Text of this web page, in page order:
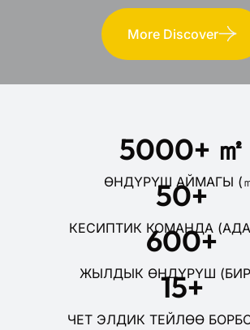
максималдаштыруу
калдыктарыңызды пайданын
айландырабыз.
5000+ ㎡
ӨНДҮРҮШ АЙМАГЫ (
50+
КЕСИПТИК КОМАНДА
600+
ЖЫЛДЫК ӨНДҮРҮШ
15+
ЧЕТ ЭЛДИК ТЕЙЛӨӨ